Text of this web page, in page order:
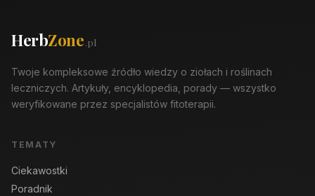
HerbZone.pl
Twoje kompleksowe źródło wiedzy o ziołach i roślinach
leczniczych. Artykuły, encyklopedia, porady — wszystko
weryfikowane przez specjalistów fitoterapii.
TEMATY
Ciekawostki
Poradnik